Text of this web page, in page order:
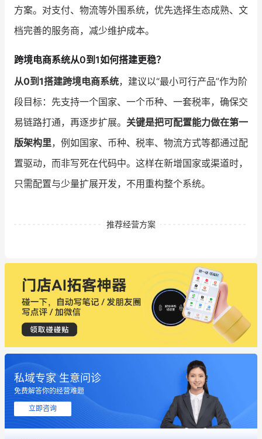
方案。对支付、物流等外围系统，优先选择生态成熟、文
档完善的服务商，减少维护成本。
跨境电商系统从0到1如何搭建更稳？
从0到1搭建跨境电商系统，建议以“最小可行产品”作为阶
段目标：先支持一个国家、一个币种、一套税率，确保交
易链路打通，再逐步扩展。 关键是把可配置能力做在第一
版架构里，例如国家、币种、税率、物流方式等都通过配
置驱动，而非写死在代码中。这样在新增国家或渠道时，
只需配置与少量扩展开发，不用重构整个系统。
推荐经营方案
私域专家 生意问诊
免费解答你的经营难题
立即咨询
这个营销策划案例推荐大家看一下
用有赞就能在微信、小红书同时经营了
餐饮也得靠私域和服务提高竞争力